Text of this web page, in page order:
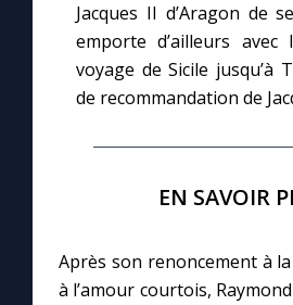
Jacques II d’Aragon de
emporte d’ailleurs
voyage de Sicile jusqu’à
de recommandation de
EN SAVOIR
Après son renoncement à
à l’amour courtois,